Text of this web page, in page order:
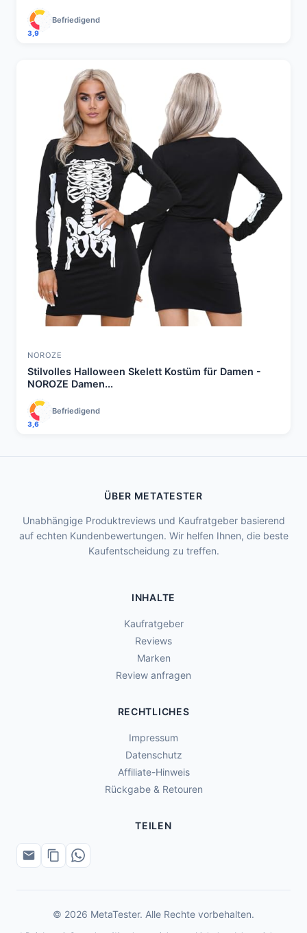
3,9
Befriedigend
NOROZE
Stilvolles Halloween Skelett Kostüm für Damen -
NOROZE Damen...
3,6
Befriedigend
ÜBER METATESTER
Unabhängige Produktreviews und Kaufratgeber basierend
auf echten Kundenbewertungen. Wir helfen Ihnen, die beste
Kaufentscheidung zu treffen.
INHALTE
Kaufratgeber
Reviews
Marken
Review anfragen
RECHTLICHES
Impressum
Datenschutz
Affiliate-Hinweis
Rückgabe & Retouren
TEILEN
© 2026 MetaTester. Alle Rechte vorbehalten.